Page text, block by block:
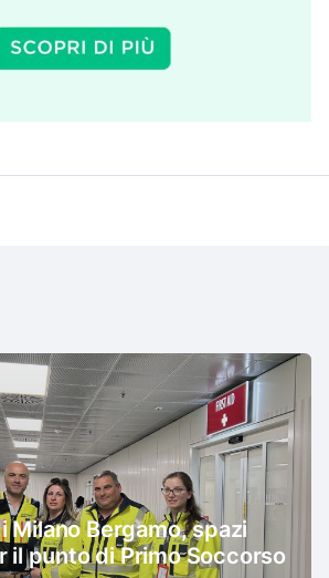
Milano Bergamo, spazi
il punto di Primo Soccorso